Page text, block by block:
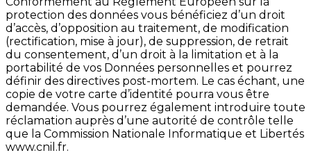
protection des données vous bénéficiez d’un droit
d’accès, d’opposition au traitement, de modification
(rectification, mise à jour), de suppression, de retrait
du consentement, d’un droit à la limitation et à la
portabilité de vos Données personnelles et pourrez
définir des directives post-mortem. Le cas échant, une
copie de votre carte d’identité pourra vous être
demandée. Vous pourrez également introduire toute
réclamation auprès d’une autorité de contrôle telle
que la Commission Nationale Informatique et Libertés
www.cnil.fr.